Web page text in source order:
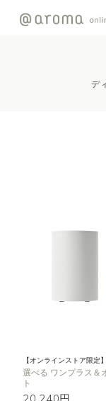
デ
【オンラインストア限定】
選べる ワンプラス＆
ト
20,240円